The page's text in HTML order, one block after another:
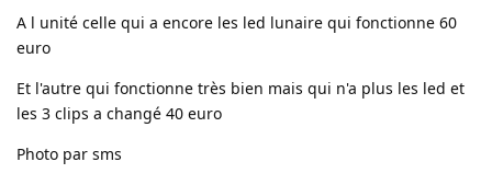
A l unité celle qui a encore les led lunaire qui fonctionne 60
euro
Et l'autre qui fonctionne très bien mais qui n'a plus les led et
les 3 clips a changé 40 euro
Photo par sms